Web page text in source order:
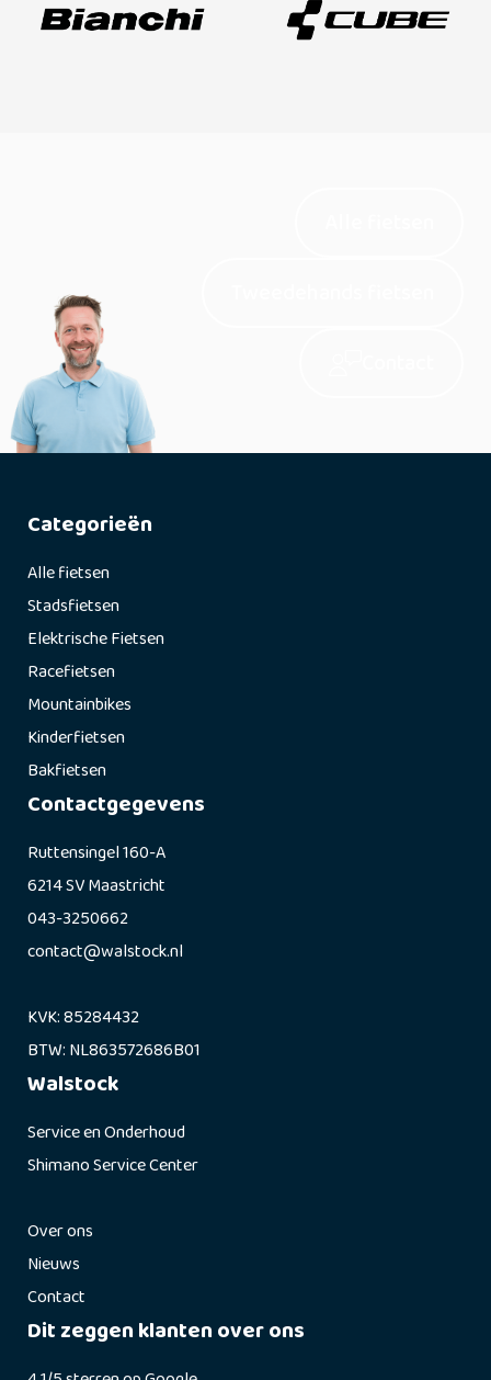
Categorieën
Alle fietsen
Stadsfietsen
Elektrische Fietsen
Racefietsen
Mountainbikes
Kinderfietsen
Bakfietsen
Contactgegevens
Ruttensingel 160-A
6214 SV Maastricht
043-3250662
contact@walstock.nl
KVK: 85284432
BTW: NL863572686B01
Walstock
Service en Onderhoud
Shimano Service Center
Over ons
Nieuws
Contact
Dit zeggen klanten over ons